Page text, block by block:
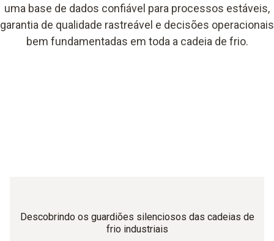
uma base de dados confiável para processos estáveis,
garantia de qualidade rastreável e decisões operacionais
bem fundamentadas em toda a cadeia de frio.
Descobrindo os guardiões silenciosos das cadeias de
frio industriais